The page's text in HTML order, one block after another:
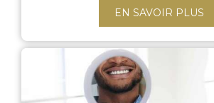
EN SAVOIR PLUS